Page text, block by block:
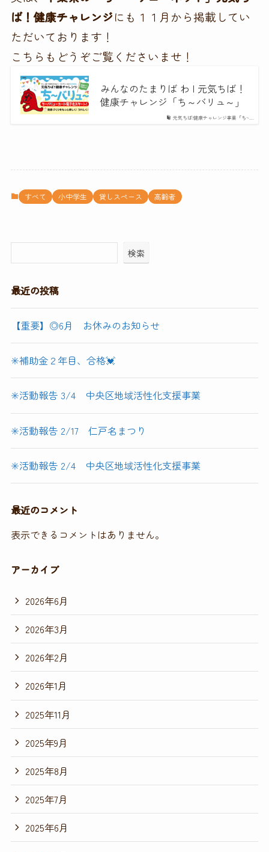
ば！健康チャレンジにも１１月から掲載してい
ただいております！
こちらもどうぞご覧くださいませ！
元気ちば!健康チャレンジ事業「ち~…
みんなのたまりば わ | 元気ちば！
健康チャレンジ「ち～バリュ～」
すべて 小中学生 貸しスペース 高齢者
検索
最近の投稿
【重要】◎6月 お休みのお知らせ
✳️補助金２年目、合格💓
✳️活動報告 3/4 中央区地域活性化支援事業
✳️活動報告 2/17 仁戸名まつり
✳️活動報告 2/4 中央区地域活性化支援事業
最近のコメント
表示できるコメントはありません。
アーカイブ
2026年6月
2026年3月
2026年2月
2026年1月
2025年11月
2025年9月
2025年8月
2025年7月
2025年6月